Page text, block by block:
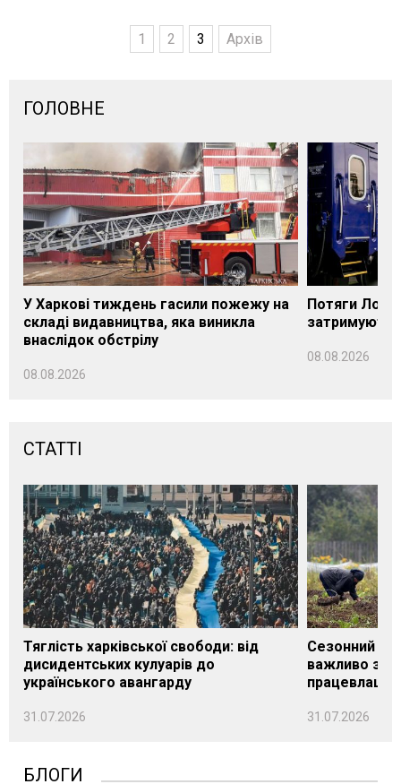
1 2 3 Архів
ГОЛОВНЕ
У Харкові тиждень гасили пожежу на
складі видавництва, яка виникла
внаслідок обстрілу
08.08.2026
Потяги
08.08.2026
СТАТТІ
Тяглість харківської свободи: від
дисидентських кулуарів до
українського авангарду
31.07.2026
Сезонний
важливо
31.07.2026
БЛОГИ